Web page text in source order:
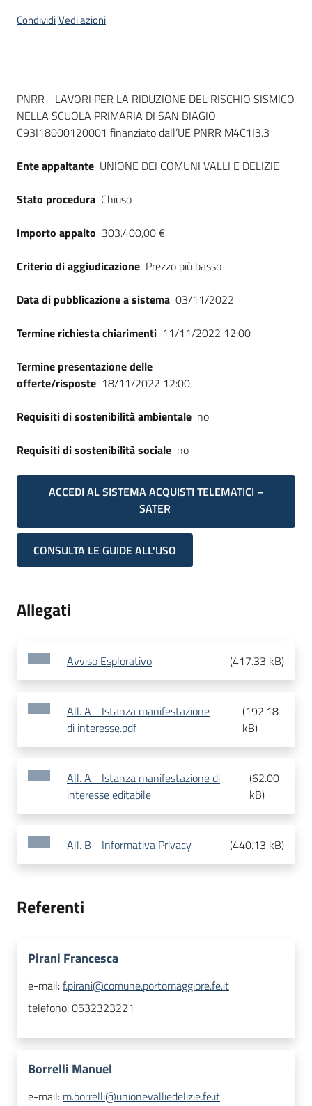
su
CondividiVedi azioni
Dati del bando
PNRR - LAVORI PER LA RIDUZIONE DEL RISCHIO SISMICO
NELLA SCUOLA PRIMARIA DI SAN BIAGIO
C93I18000120001 finanziato dall’UE PNRR M4C1I3.3
Ente appaltante UNIONE DEI COMUNI VALLI E DELIZIE
Stato procedura Chiuso
Importo appalto 303.400,00 €
Criterio di aggiudicazione Prezzo più basso
Data di pubblicazione a sistema 03/11/2022
Termine richiesta chiarimenti 11/11/2022 12:00
Termine presentazione delle
offerte/risposte 18/11/2022 12:00
Requisiti di sostenibilità ambientale no
Requisiti di sostenibilità sociale no
ACCEDI AL SISTEMA ACQUISTI TELEMATICI –
SATER
CONSULTA LE GUIDE ALL'USO
Allegati
Avviso Esplorativo (417.33 kB)
All. A - Istanza manifestazione
di interesse.pdf
(192.18
kB)
All. A - Istanza manifestazione di
interesse editabile
(62.00
kB)
All. B - Informativa Privacy (440.13 kB)
Referenti
Pirani Francesca
e-mail:f.pirani@comune.portomaggiore.fe.it
telefono:0532323221
Borrelli Manuel
e-mail: m.borrelli@unionevalliedelizie.fe.it